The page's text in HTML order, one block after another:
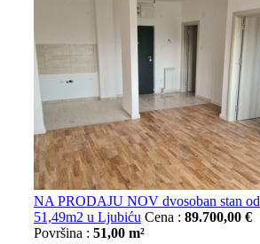
NA PRODAJU NOV dvosoban stan od
51,49m2 u Ljubiću Cena : 89.700,00 €
Površina : 51,00 m²